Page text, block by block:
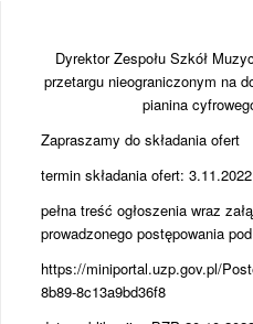
Dyrektor Zespołu Szkół
przetargu nieograniczonym na
pianina
Zapraszamy do składania ofert
termin składania ofert: 3.11.2022
pełna treść ogłoszenia wraz
prowadzonego postępowania
https://miniportal.uzp.gov.pl/
8b89-8c13a9bd36f8